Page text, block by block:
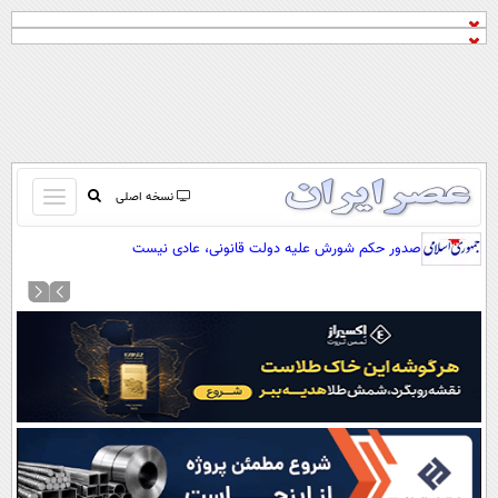
نسخه اصلی
باز
و
کردن
منو
صفحه اول
نظرسنجی
آب و هوا
سواد زندگی
صدور حکم شورش علیه دولت قانونی، عادی نیست